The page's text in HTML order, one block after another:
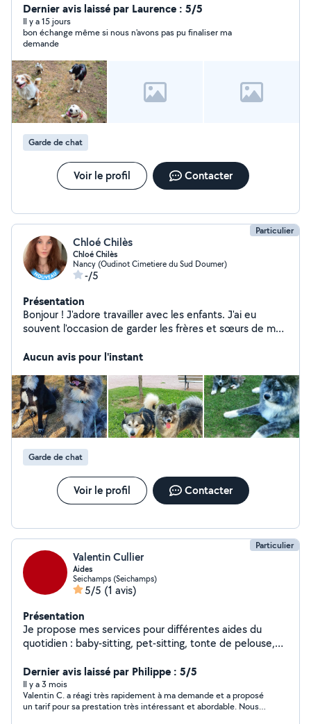
Dernier avis laissé par Laurence : 5/5
Il y a 15 jours
bon échange même si nous n'avons pas pu finaliser ma
demande
Garde de chat
Voir le profil Contacter
Particulier
Chloé Chilès
Chloé Chilès
Nancy (Oudinot Cimetiere du Sud Doumer)
-/5
Présentation
Bonjour ! J'adore travailler avec les enfants. J'ai eu
souvent l'occasion de garder les frères et sœurs de mes
responsable et très attentive. Je sais parfaitement
proposer des activités adaptées. J'adore également les
animaux! Ayant moi-même eux plusieurs chats, rongeurs
et actuellement un chien, je sais m'adapter aux besoins
de chaque animal. Je serais ravie de pouvoir m'occuper
et chouchouter vos loulous
Aucun avis pour l'instant
Garde de chat
Voir le profil Contacter
Particulier
Valentin Cullier
Aides
Seichamps (Seichamps)
5/5 (1 avis)
Présentation
Je propose mes services pour différentes aides du
quotidien : baby-sitting, pet-sitting, tonte de pelouse,
m'adapte à vos besoins et horaires. N'hésitez pas à me
Dernier avis laissé par Philippe : 5/5
Il y a 3 mois
Valentin C. a réagi très rapidement à ma demande et a proposé
un tarif pour sa prestation très intéressant et abordable. Nous